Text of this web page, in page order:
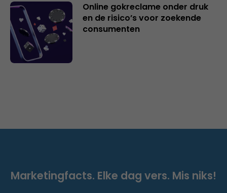
Online gokreclame onder druk
en de risico’s voor zoekende
consumenten
Marketingfacts. Elke dag vers. Mis niks!